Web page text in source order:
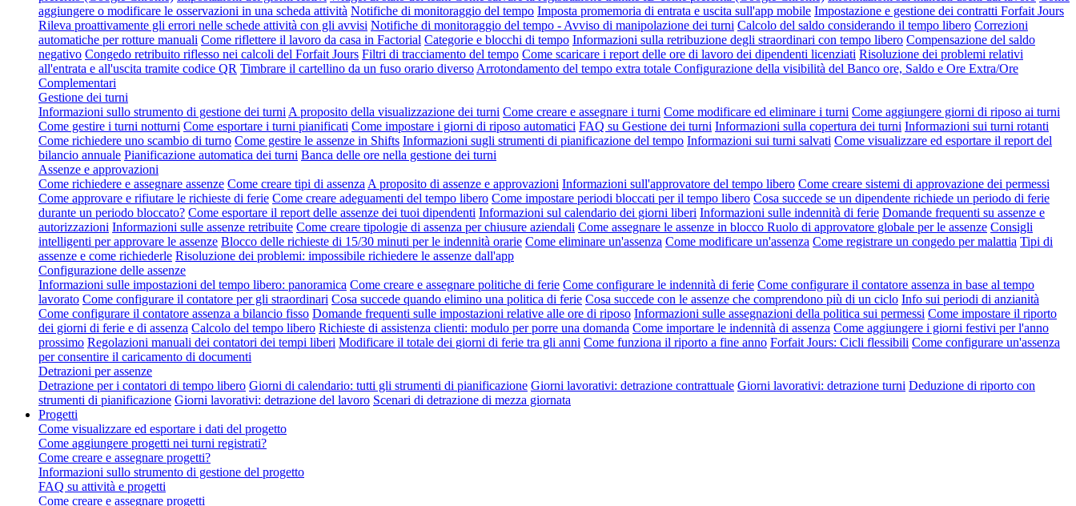
aggiungere o modificare le osservazioni in una scheda attività Notifiche di monitoraggio del tempo Imposta promemoria di entrata e uscita sull'app mobile Impostazione e gestione dei contratti Forfait Jours
Rileva proattivamente gli errori nelle schede attività con gli avvisi Notifiche di monitoraggio del tempo - Avviso di manipolazione dei turni Calcolo del saldo considerando il tempo libero Correzioni
automatiche per rotture manuali Come riflettere il lavoro da casa in Factorial Categorie e blocchi di tempo Informazioni sulla retribuzione degli straordinari con tempo libero Compensazione del saldo
negativo Congedo retribuito riflesso nei calcoli del Forfait Jours Filtri di tracciamento del tempo Come scaricare i report delle ore di lavoro dei dipendenti licenziati Risoluzione dei problemi relativi
all'entrata e all'uscita tramite codice QR Timbrare il cartellino da un fuso orario diverso Arrotondamento del tempo extra totale Configurazione della visibilità del Banco ore, Saldo e Ore Extra/Ore
Complementari
Gestione dei turni
Informazioni sullo strumento di gestione dei turni A proposito della visualizzazione dei turni Come creare e assegnare i turni Come modificare ed eliminare i turni Come aggiungere giorni di riposo ai turni
Come gestire i turni notturni Come esportare i turni pianificati Come impostare i giorni di riposo automatici FAQ su Gestione dei turni Informazioni sulla copertura dei turni Informazioni sui turni rotanti
Come richiedere uno scambio di turno Come gestire le assenze in Shifts Informazioni sugli strumenti di pianificazione del tempo Informazioni sui turni salvati Come visualizzare ed esportare il report del
bilancio annuale Pianificazione automatica dei turni Banca delle ore nella gestione dei turni
Assenze e approvazioni
Come richiedere e assegnare assenze Come creare tipi di assenza A proposito di assenze e approvazioni Informazioni sull'approvatore del tempo libero Come creare sistemi di approvazione dei permessi
Come approvare e rifiutare le richieste di ferie Come creare adeguamenti del tempo libero Come impostare periodi bloccati per il tempo libero Cosa succede se un dipendente richiede un periodo di ferie
durante un periodo bloccato? Come esportare il report delle assenze dei tuoi dipendenti Informazioni sul calendario dei giorni liberi Informazioni sulle indennità di ferie Domande frequenti su assenze e
autorizzazioni Informazioni sulle assenze retribuite Come creare tipologie di assenza per chiusure aziendali Come assegnare le assenze in blocco Ruolo di approvatore globale per le assenze Consigli
intelligenti per approvare le assenze Blocco delle richieste di 15/30 minuti per le indennità orarie Come eliminare un'assenza Come modificare un'assenza Come registrare un congedo per malattia Tipi di
assenze e come richiederle Risoluzione dei problemi: impossibile richiedere le assenze dall'app
Configurazione delle assenze
Informazioni sulle impostazioni del tempo libero: panoramica Come creare e assegnare politiche di ferie Come configurare le indennità di ferie Come configurare il contatore assenza in base al tempo
lavorato Come configurare il contatore per gli straordinari Cosa succede quando elimino una politica di ferie Cosa succede con le assenze che comprendono più di un ciclo Info sui periodi di anzianità
Come configurare il contatore assenza a bilancio fisso Domande frequenti sulle impostazioni relative alle ore di riposo Informazioni sulle assegnazioni della politica sui permessi Come impostare il riporto
dei giorni di ferie e di assenza Calcolo del tempo libero Richieste di assistenza clienti: modulo per porre una domanda Come importare le indennità di assenza Come aggiungere i giorni festivi per l'anno
prossimo Regolazioni manuali dei contatori dei tempi liberi Modificare il totale dei giorni di ferie tra gli anni Come funziona il riporto a fine anno Forfait Jours: Cicli flessibili Come configurare un'assenza
per consentire il caricamento di documenti
Detrazioni per assenze
Detrazione per i contatori di tempo libero Giorni di calendario: tutti gli strumenti di pianificazione Giorni lavorativi: detrazione contrattuale Giorni lavorativi: detrazione turni Deduzione di riporto con
strumenti di pianificazione Giorni lavorativi: detrazione del lavoro Scenari di detrazione di mezza giornata
Progetti
Come visualizzare ed esportare i dati del progetto
Come aggiungere progetti nei turni registrati?
Come creare e assegnare progetti?
Informazioni sullo strumento di gestione del progetto
FAQ su attività e progetti
Come creare e assegnare progetti